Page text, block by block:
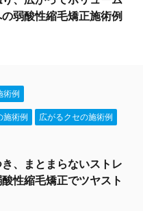
弱酸性縮毛矯正施術例
術例
施術例 広がるクセの施術例
、まとまらないストレ
性縮毛矯正でツヤスト